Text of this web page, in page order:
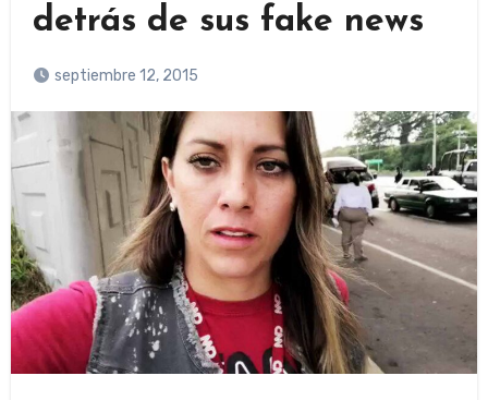
detrás de sus fake news
septiembre 12, 2015